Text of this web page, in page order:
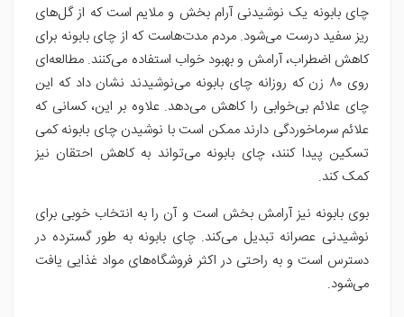
چای بابونه یک نوشیدنی آرام بخش و ملایم است که از گل‌های
ریز سفید درست می‌شود. مردم مدت‌هاست که از چای بابونه برای
کاهش اضطراب، آرامش و بهبود خواب استفاده می‌کنند. مطالعه‌ای
روی ۸۰ زن که روزانه چای بابونه می‌نوشیدند نشان داد که این
چای علائم بی‌خوابی را کاهش می‌دهد. علاوه بر این، کسانی که
علائم سرماخوردگی دارند ممکن است با نوشیدن چای بابونه کمی
تسکین پیدا کنند، چای بابونه می‌تواند به کاهش احتقان نیز
کمک کند.
بوی بابونه نیز آرامش بخش است و آن را به انتخاب خوبی برای
نوشیدنی عصرانه تبدیل می‌کند. چای بابونه به طور گسترده در
دسترس است و به راحتی در اکثر فروشگاه‌های مواد غذایی یافت
می‌شود.